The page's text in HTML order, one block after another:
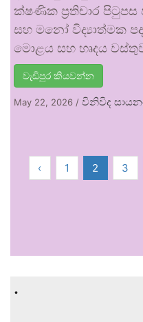
ක්ෂණික ප්‍රතිචාර පිටුපස
සහ මනෝ විද්‍යාත්මක
මොළය සහ හෘදය
වැඩිපුර කියවන්න
May 22, 2026 / විනිවිද
‹ 1 2 3
.